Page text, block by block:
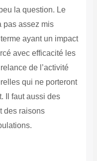
la question. Le
pas assez mis
ayant un impact
avec efficacité les
de l’activité
qui ne porteront
Il faut aussi des
des raisons